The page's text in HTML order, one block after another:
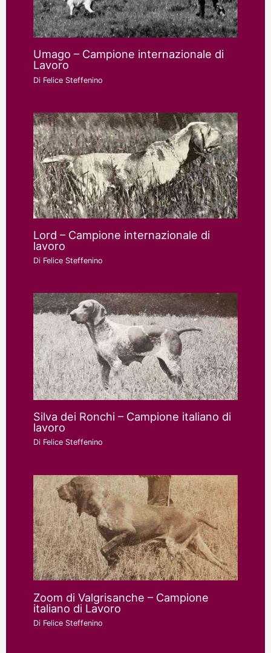
Umago – Campione internazionale di
Lavoro
Di Felice Steffenino
Lord – Campione internazionale di
lavoro
Di Felice Steffenino
Silva dei Ronchi – Campione italiano di
lavoro
Di Felice Steffenino
Zoom di Valgrisanche – Campione
italiano di Lavoro
Di Felice Steffenino